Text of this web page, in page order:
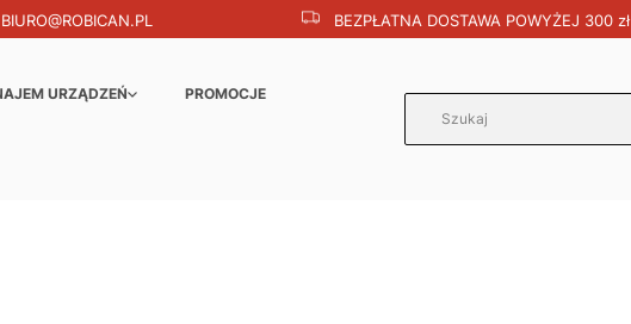
BEZPŁATNA DOSTAWA POWYŻEJ 300 zł
URZĄDZEŃ PROMOCJE